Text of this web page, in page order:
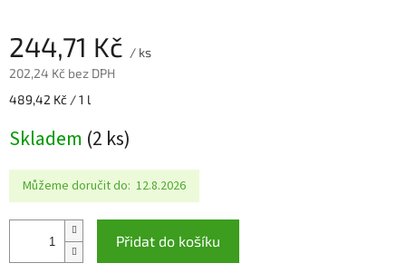
244,71 Kč / ks
202,24 Kč bez DPH
Měrná
489,42 Kč / 1 l
Skladem (2 ks)
Můžeme doručit do: 12.8.2026
Přidat do košíku